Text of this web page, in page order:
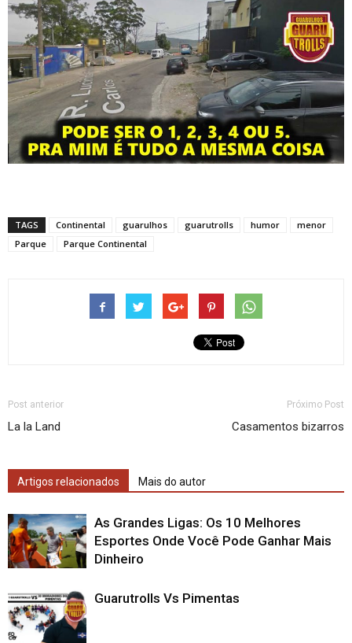
TAGS Continental guarulhos guarutrolls humor
menor
Parque
Parque Continental
Post anterior
La la Land
Próximo Post
Casamentos bizarros
Artigos relacionados Mais do autor
As Grandes Ligas: Os 10 Melhores
Esportes Onde Você Pode Ganhar Mais
Dinheiro
Guarutrolls Vs Pimentas